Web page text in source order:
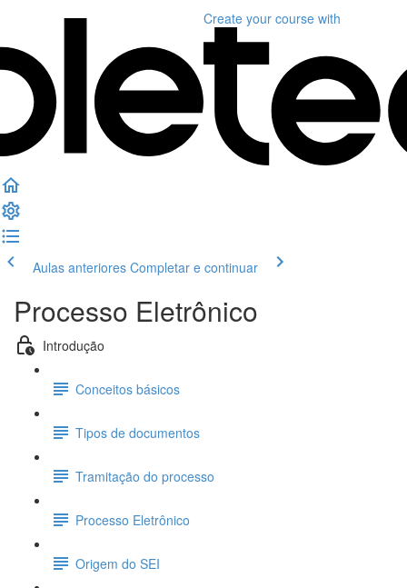
Create your course with
Aulas anteriores Completar e continuar
Processo Eletrônico
Introdução
Conceitos básicos
Tipos de documentos
Tramitação do processo
Processo Eletrônico
Origem do SEI